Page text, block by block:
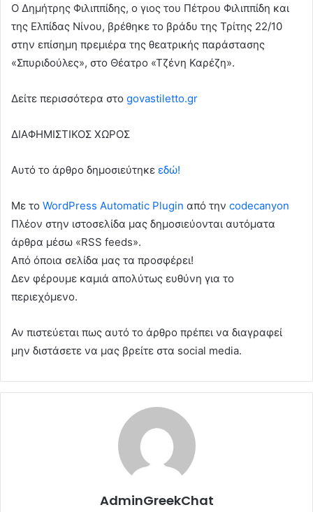
Ο Δημήτρης Φιλιππίδης, ο γιος του Πέτρου Φιλιππίδη και
της Ελπίδας Νίνου, βρέθηκε το βράδυ της Τρίτης 22/10
στην επίσημη πρεμιέρα της θεατρικής παράστασης
«Σπυριδούλες», στο Θέατρο «Τζένη Καρέζη».
Δείτε περισσότερα στo govastiletto.gr
ΔΙΑΦΗΜΙΣΤΙΚΟΣ ΧΩΡΟΣ
Αυτό το άρθρο δημοσιεύτηκε εδώ!
Με το WordPress Automatic Plugin από την codecanyon
Πλέον στην ιστοσελίδα μας δημοσιεύονται αυτόματα
άρθρα μέσω «RSS feeds».
Από όποια σελίδα μας τα προσφέρει!
Δεν φέρουμε καμιά απολύτως ευθύνη για το
περιεχόμενο.
Αν πιστεύεται πως αυτό το άρθρο πρέπει να διαγραφεί
μην διστάσετε να μας βρείτε στα social media.
AdminGreekChat